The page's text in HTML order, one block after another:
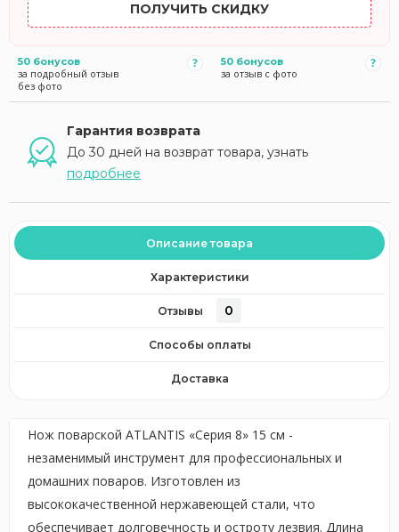
ПОЛУЧИТЬ СКИДКУ
50 бонусов
за подробный отзыв
без фото
50 бонусов
за отзыв с фото
Гарантия возврата
До 30 дней на возврат товара, узнать
подробнее
Описание товара
Характеристики
Отзывы 0
Способы оплаты
Доставка
Нож поварской ATLANTIS «Серия 8» 15 см -
незаменимый инструмент для профессиональных и
домашних поваров. Изготовлен из
высококачественной нержавеющей стали, что
обеспечивает долговечность и остроту лезвия. Длина